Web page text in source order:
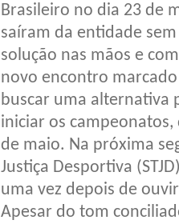
Brasileiro no dia 23 de
saíram da entidade
solução nas mãos e
novo encontro
buscar uma alternativa
iniciar os
de maio. Na próxima
Justiça Desportiva
uma vez depois de
Apesar do tom